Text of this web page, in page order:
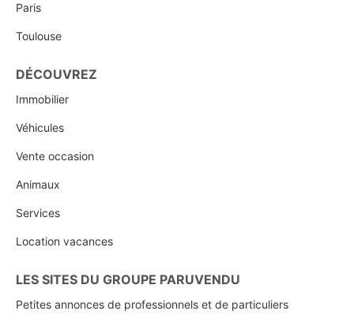
Paris
Toulouse
DÉCOUVREZ
Immobilier
Véhicules
Vente occasion
Animaux
Services
Location vacances
LES SITES DU GROUPE PARUVENDU
Petites annonces de professionnels et de particuliers